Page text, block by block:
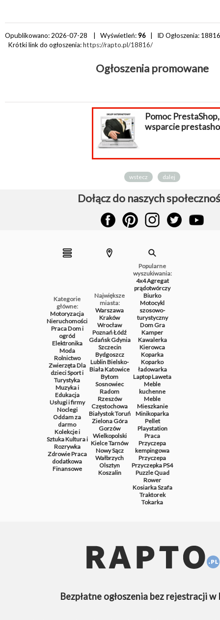
Opublikowano: 2026-07-28 | Wyświetleń:96 | ID Ogłoszenia: 18816
Krótki link do ogłoszenia:https://rapto.pl/18816/
Ogłoszenia promowane
Pomoc PrestaShop,
wsparcie prestashop
wstecz dalej
Dołącz do naszych
Kategorie
główne:
Motoryzacja
Nieruchomości
PracaDom i
ogród
Elektronika
Moda
Rolnictwo
ZwierzętaDla
dzieciSport i
Turystyka
Muzyka i
Edukacja
Usługi i firmy
Noclegi
Oddam za
darmo
Kolekcje i
SztukaKultura i
Rozrywka
ZdrowiePraca
dodatkowa
Finansowe
Największe
miasta:
Warszawa
Kraków
Wrocław
PoznańŁódź
GdańskGdynia
Szczecin
Bydgoszcz
LublinBielsko-
BiałaKatowice
Bytom
Sosnowiec
Radom
Rzeszów
Częstochowa
BiałystokToruń
Zielona Góra
Gorzów
Wielkopolski
KielceTarnów
Nowy Sącz
Wałbrzych
Olsztyn
Koszalin
Popularne
wyszukiwania:
4x4Agregat
prądotwórczy
Biurko
Motocykl
szosowo-
turystyczny
DomGra
Kamper
Kawalerka
Kierowca
Koparka
Koparko
ładowarka
LaptopLaweta
Meble
kuchenne
Meble
Mieszkanie
Minikoparka
Pellet
Playstation
Praca
Przyczepa
kempingowa
Przyczepa
PrzyczepkaPS4
PuzzleQuad
Rower
KosiarkaSzafa
Traktorek
Tokarka
Bezpłatne ogłoszenia bez rejestracji w